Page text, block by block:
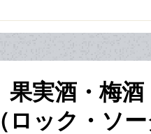
実酒・梅
ロック・ソ